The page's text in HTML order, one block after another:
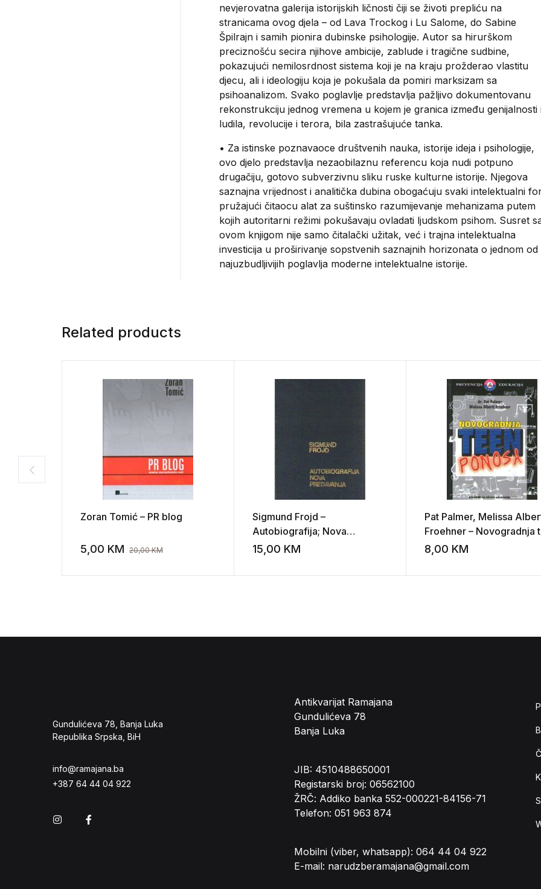
nevjerovatna galerija istorijskih ličnosti čiji se životi prepliću na
stranicama ovog djela – od Lava Trockog i Lu Salome, do Sabine
Špilrajn i samih pionira dubinske psihologije. Autor sa hirurškom
preciznošću secira njihove ambicije, zablude i tragične sudbine,
pokazujući nemilosrdnost sistema koji je na kraju prožderao vlastitu
djecu, ali i ideologiju koja je pokušala da pomiri marksizam sa
psihoanalizom. Svako poglavlje predstavlja pažljivo dokumentovanu
rekonstrukciju jednog vremena u kojem je granica između genijalnosti
ludila, revolucije i terora, bila zastrašujuće tanka.
• Za istinske poznavaoce društvenih nauka, istorije ideja i psihologije,
ovo djelo predstavlja nezaobilaznu referencu koja nudi potpuno
drugačiju, gotovo subverzivnu sliku ruske kulturne istorije. Njegova
saznajna vrijednost i analitička dubina obogaćuju svaki intelektualni
pružajući čitaocu alat za suštinsko razumijevanje mehanizama putem
kojih autoritarni režimi pokušavaju ovladati ljudskom psihom. Susret
ovom knjigom nije samo čitalački užitak, već i trajna intelektualna
investicija u proširivanje sopstvenih saznajnih horizonata o jednom od
najuzbudljivijih poglavlja moderne intelektualne istorije.
Related products
Zoran Tomić – PR blog
5,00 KM 20,00KM Add to wishlist
Sigmund Frojd –
Autobiografija; Nova
predavanja
15,00 KM Add to wishlist
Pat Palmer, Melissa
Froehner – Novogradnja
ponosa
8,00 KM
Gundulićeva 78, Banja Luka
Republika Srpska, BiH
info@ramajana.ba
+387 64 44 04 922
Instagram
Antikvarijat Ramajana
Gundulićeva 78
Banja Luka
JIB: 4510488650001
Registarski broj: 06562100
ŽRČ: Addiko banka 552-000221-84156-71
Telefon: 051 963 874
Mobilni (viber, whatsapp): 064 44 04 922
E-mail: narudzberamajana@gmail.com